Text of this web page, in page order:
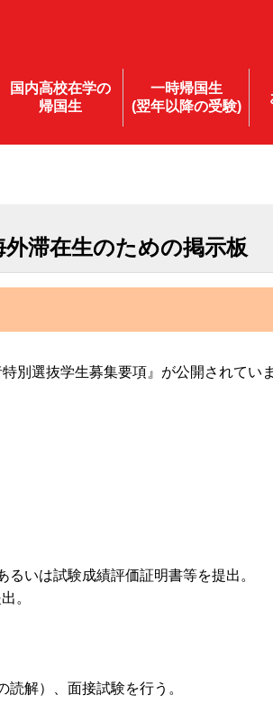
国内高校在学の
帰国生
一時帰国生
(翌年以降の受験)
外滞在生のための掲示板
別選抜学生募集要項』が公開されていま
いは試験成績評価証明書等を提出。
。
解）、面接試験を行う。